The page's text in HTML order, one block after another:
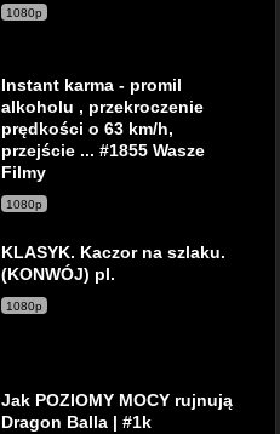
1080p
Instant karma - promil
alkoholu , przekroczenie
prędkości o 63 km/h,
przejście ... #1855 Wasze
Filmy
1080p
KLASYK. Kaczor na szlaku.
(KONWÓJ) pl.
1080p
Jak POZIOMY MOCY rujnują
Dragon Balla | #1k